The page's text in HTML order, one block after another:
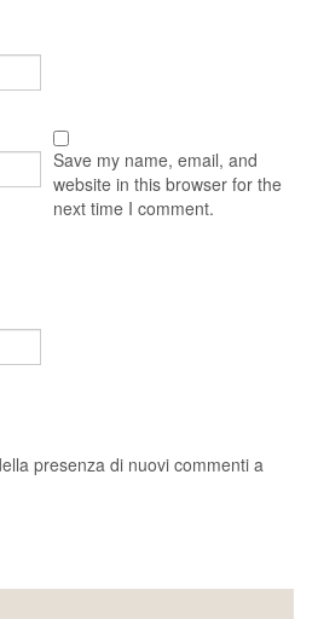
Save my name, email, and
website in this browser for the
next time I comment.
presenza di nuovi commenti a